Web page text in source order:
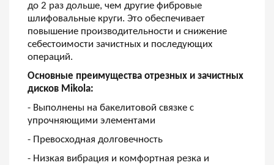
до 2 раз дольше, чем другие фибровые
шлифовальные круги. Это обеспечивает
повышение производительности и снижение
себестоимости зачистных и последующих
операций.
Основные преимущества отрезных и зачистных
дисков Mikola:
- Выполнены на бакелитовой связке с
упрочняющими элементами
- Превосходная долговечность
- Низкая вибрация и комфортная резка и